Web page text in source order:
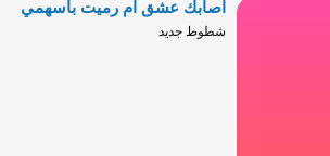
اصابك عشق ام رميت باسهمي
شطوط جديد